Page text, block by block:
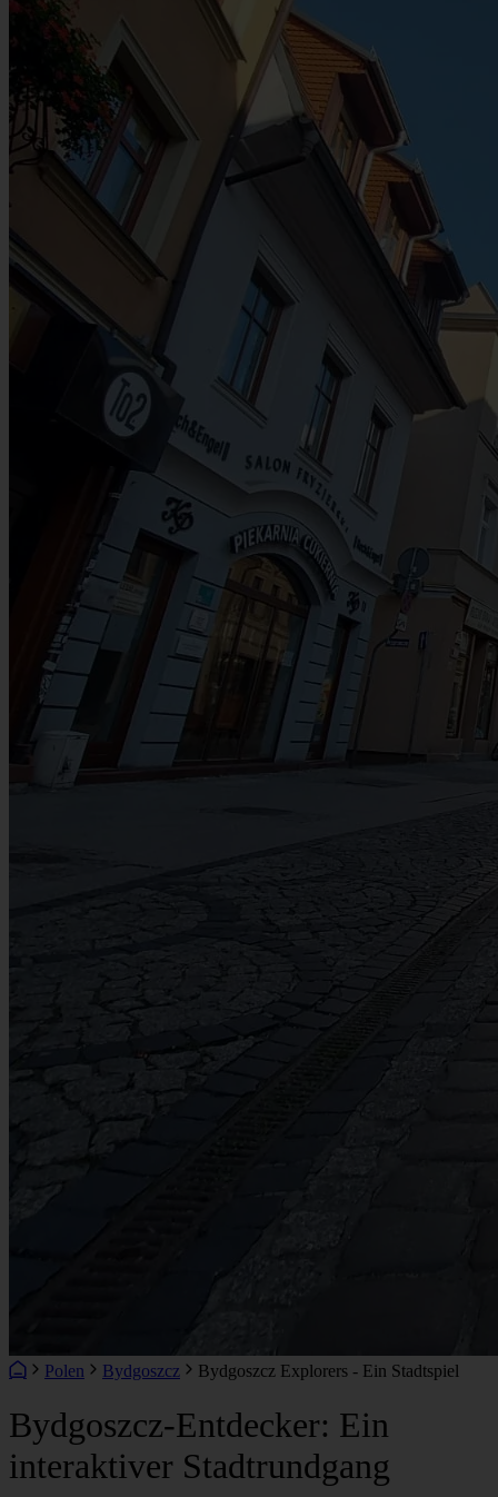
Polen Bydgoszcz Bydgoszcz Explorers - Ein Stadtspiel
Bydgoszcz-Entdecker: Ein
interaktiver Stadtrundgang